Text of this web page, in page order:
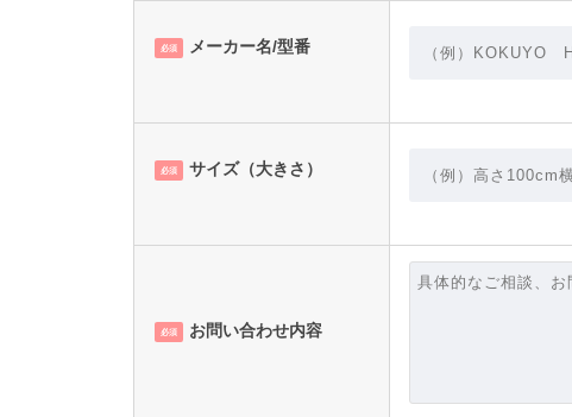
必須 メーカー名/型番
必須 サイズ（大きさ）
必須 お問い合わせ内容